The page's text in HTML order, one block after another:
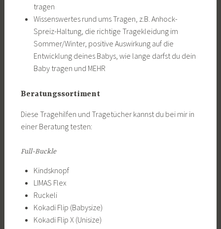
tragen
Wissenswertes rund ums Tragen, z.B. Anhock-
Spreiz-Haltung, die richtige Tragekleidung im
Sommer/Winter, positive Auswirkung auf die
Entwicklung deines Babys, wie lange darfst du dein
Baby tragen und MEHR
Beratungssortiment
Diese Tragehilfen und Tragetücher kannst du bei mir in
einer Beratung testen:
Full-Buckle
Kindsknopf
LIMAS Flex
Ruckeli
Kokadi Flip (Babysize)
Kokadi Flip X (Unisize)